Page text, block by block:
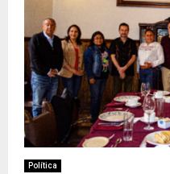
Política